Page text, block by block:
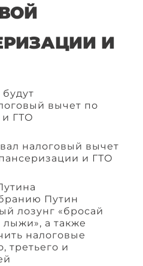
И
будут
вычет по
ГТО
Путин
лозунг «бросай
а также
налоговые
третьего и